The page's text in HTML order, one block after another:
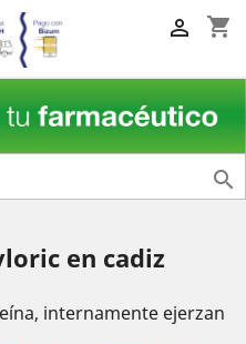
shopping_cart


en cadiz
internamente ejerzan